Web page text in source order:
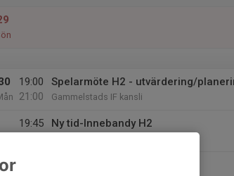
19:00
21:00
Spelarmöte H2 - utvärdering/
Gammelstads IF kansli
19:45
Ny tid-Innebandy H2